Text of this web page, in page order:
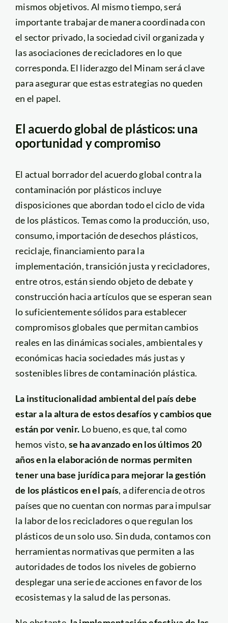
mismos objetivos. Al mismo tiempo, será
importante trabajar de manera coordinada con
el sector privado, la sociedad civil organizada y
las asociaciones de recicladores en lo que
corresponda. El liderazgo del Minam será clave
para asegurar que estas estrategias no queden
en el papel.
El acuerdo global de plásticos: una
oportunidad y compromiso
El actual borrador del acuerdo global contra la
contaminación por plásticos incluye
disposiciones que abordan todo el ciclo de vida
de los plásticos. Temas como la producción, uso,
consumo, importación de desechos plásticos,
reciclaje, financiamiento para la
implementación, transición justa y recicladores,
entre otros, están siendo objeto de debate y
construcción hacia artículos que se esperan sean
lo suficientemente sólidos para establecer
compromisos globales que permitan cambios
reales en las dinámicas sociales, ambientales y
económicas hacia sociedades más justas y
sostenibles libres de contaminación plástica.
La institucionalidad ambiental del país debe
estar a la altura de estos desafíos y cambios que
están por venir. Lo bueno, es que, tal como
hemos visto, se ha avanzado en los últimos 20
años en la elaboración de normas permiten
tener una base jurídica para mejorar la gestión
de los plásticos en el país, a diferencia de otros
países que no cuentan con normas para impulsar
la labor de los recicladores o que regulan los
plásticos de un solo uso. Sin duda, contamos con
herramientas normativas que permiten a las
autoridades de todos los niveles de gobierno
desplegar una serie de acciones en favor de los
ecosistemas y la salud de las personas.